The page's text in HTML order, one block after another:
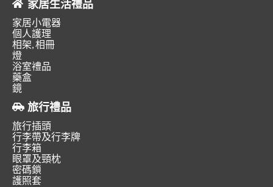
家居生活禮品
家居小電器
個人護理
相架, 相冊
燈
浴室禮品
藥盒
鏡
旅行禮品
旅行插頭
行李帶及行李牌
行李箱
眼罩及頸枕
密碼鎖
護照套